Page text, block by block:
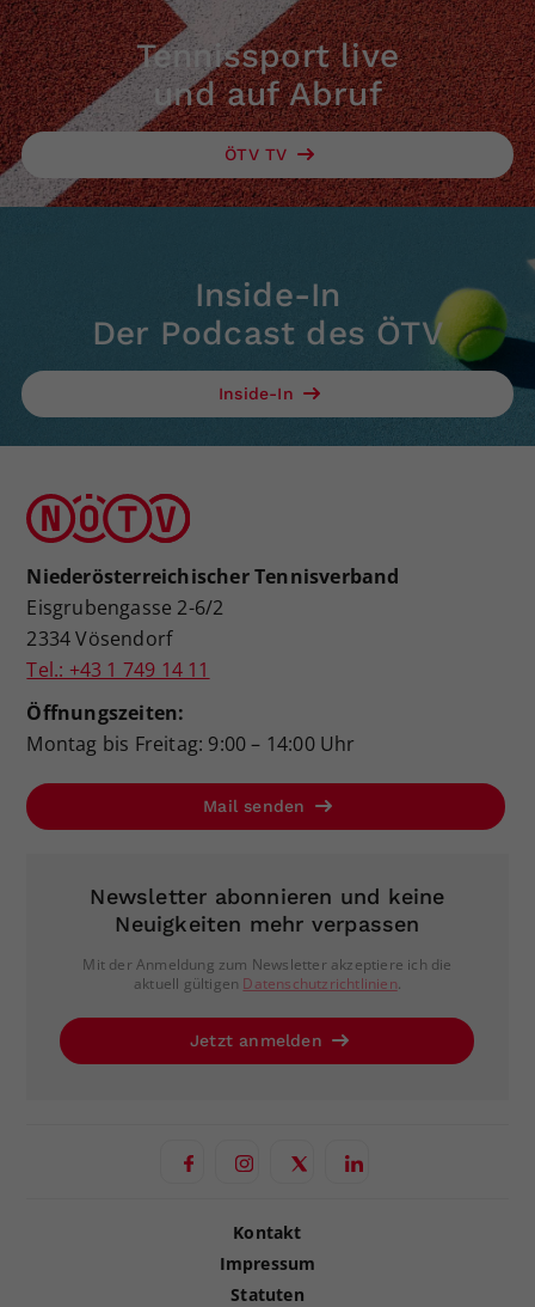
Tennissport live
und auf Abruf
ÖTV TV
Inside-In
Der Podcast des ÖTV
Inside-In
Niederösterreichischer Tennisverband
Eisgrubengasse 2-6/2
2334 Vösendorf
Tel.: +43 1 749 14 11
Öffnungszeiten:
Montag bis Freitag: 9:00 – 14:00 Uhr
Mail senden
Newsletter abonnieren und keine
Neuigkeiten mehr verpassen
Mit der Anmeldung zum Newsletter akzeptiere ich die
aktuell gültigen Datenschutzrichtlinien.
Jetzt anmelden
Kontakt
Impressum
Statuten